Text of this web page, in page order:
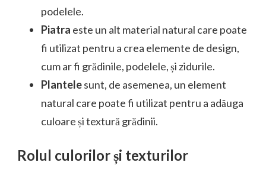
podelele.
Piatra este un alt material natural care poate
fi utilizat pentru a crea elemente de design,
cum ar fi grădinile, podelele, și zidurile.
Plantelesunt, de asemenea, un element
natural care poate fi utilizat pentru a adăuga
culoare și textură grădinii.
Rolul culorilor și texturilor